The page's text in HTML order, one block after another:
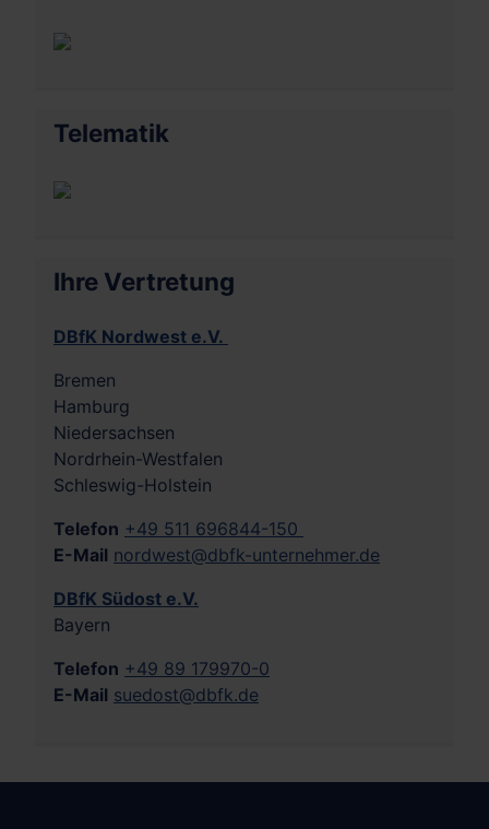
Telematik
Ihre Vertretung
DBfK Nordwest e.V.
Bremen
Hamburg
Niedersachsen
Nordrhein-Westfalen
Schleswig-Holstein
Telefon +49 511 696844-150
E-Mail nordwest@dbfk-unternehmer.de
DBfK Südost e.V.
Bayern
Telefon +49 89 179970-0
E-Mail suedost@dbfk.de